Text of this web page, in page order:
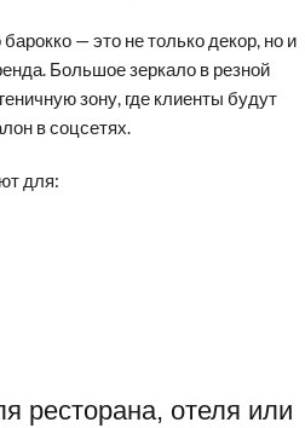
— это не только декор, но и
Большое зеркало в резной
зону, где клиенты будут
в соцсетях.
для:
ресторана, отеля или